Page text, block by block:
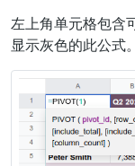
左上角单元格包含
显示灰色的此公式。